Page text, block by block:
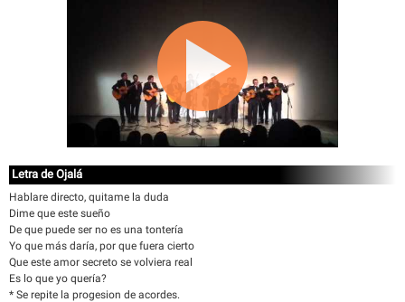
Letra de Ojalá
Hablare directo, quitame la duda
Dime que este sueño
De que puede ser no es una tontería
Yo que más daría, por que fuera cierto
Que este amor secreto se volviera real
Es lo que yo quería?
* Se repite la progesion de acordes.